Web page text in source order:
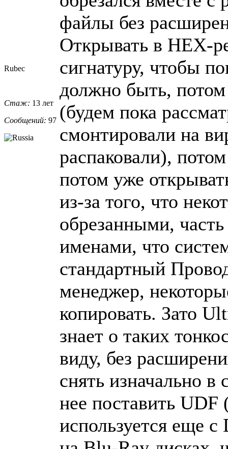
Rubec
Стаж: 13 лет
Сообщений: 97
файлы без
Открывать в HEX-
сигнатуру, чтобы
должно быть,
(будем пока
смонтировали на
распаковали),
потом уже
из-за того, что
обрезанными,
именами, что
стандартный
менеджер,
копировать. Зато
знает о таких
виду, без
снять изначально в
нее поставить
используется еще